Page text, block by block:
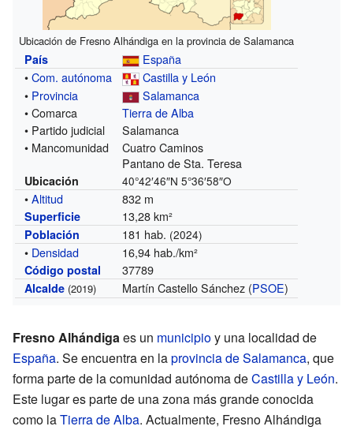
Ubicación de Fresno Alhándiga en la provincia de Salamanca
País
España
•Com. autónoma
Castilla y León
• Provincia
Salamanca
• Comarca
Tierra de Alba
• Partido judicial
Salamanca
• Mancomunidad
Cuatro Caminos
Pantano de Sta. Teresa
Ubicación 40°42′46″N 5°36′58″O
•Altitud 832 m
Superficie 13,28 km²
Población 181 hab. (2024)
• Densidad 16,94 hab./km²
Código postal 37789
Alcalde (2019) Martín Castello Sánchez (PSOE)
Fresno Alhándigaes un municipioy una localidad de
España. Se encuentra en laprovincia de Salamanca, que
forma parte de la comunidad autónoma deCastilla y León.
Este lugar es parte de una zona más grande conocida
como laTierra de Alba. Actualmente, Fresno Alhándiga